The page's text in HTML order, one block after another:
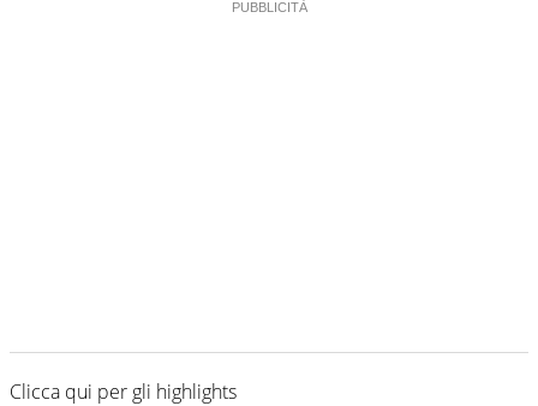
Clicca qui per gli highlights